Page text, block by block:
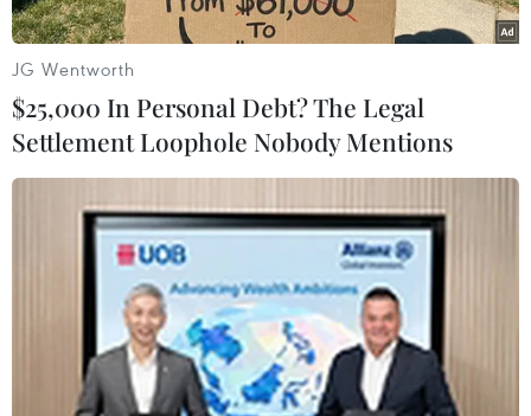
đối với chính bà, trong bối cảnh cuộc "ly hôn" giữa Anh
với EU đang rơi vào hỗn loạn.
JG Wentworth
$25,000 In Personal Debt? The Legal
Settlement Loophole Nobody Mentions